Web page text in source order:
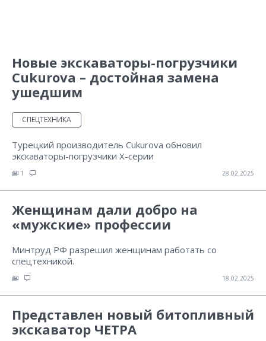
Новые экскаваторы-погрузчики
Cukurova – достойная замена
ушедшим
СПЕЦТЕХНИКА
Турецкий производитель Cukurova обновил
экскаваторы-погрузчики Х-серии
1 28.02.2025
Женщинам дали добро на
«мужские» профессии
Минтруд РФ разрешил женщинам работать со
спецтехникой.
18.02.2025
Представлен новый битопливный
экскаватор ЧЕТРА